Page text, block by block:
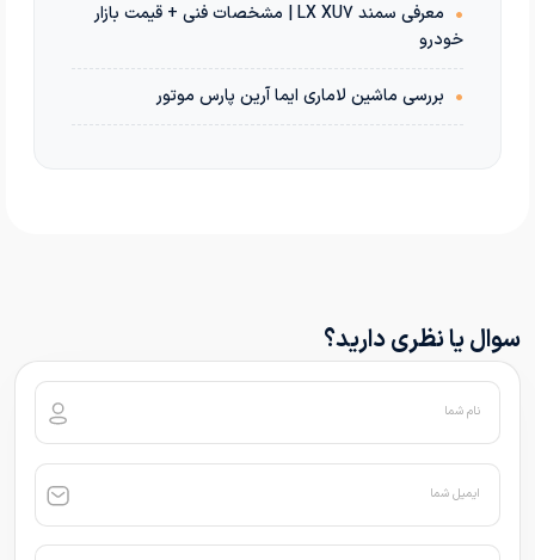
•
معرفی سمند LX XU7 | مشخصات فنی + قیمت بازار
خودرو
• بررسی ماشین لاماری ایما آرین پارس موتور
سوال یا نظری دارید؟
نام شما
ایمیل شما